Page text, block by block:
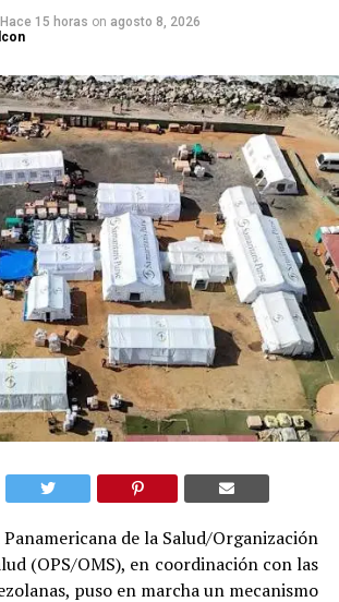
Hace 15 horas on agosto 8, 2026
de la Salud/Organización
(OPS/OMS), en coordinación con las
puso en marcha un mecanismo